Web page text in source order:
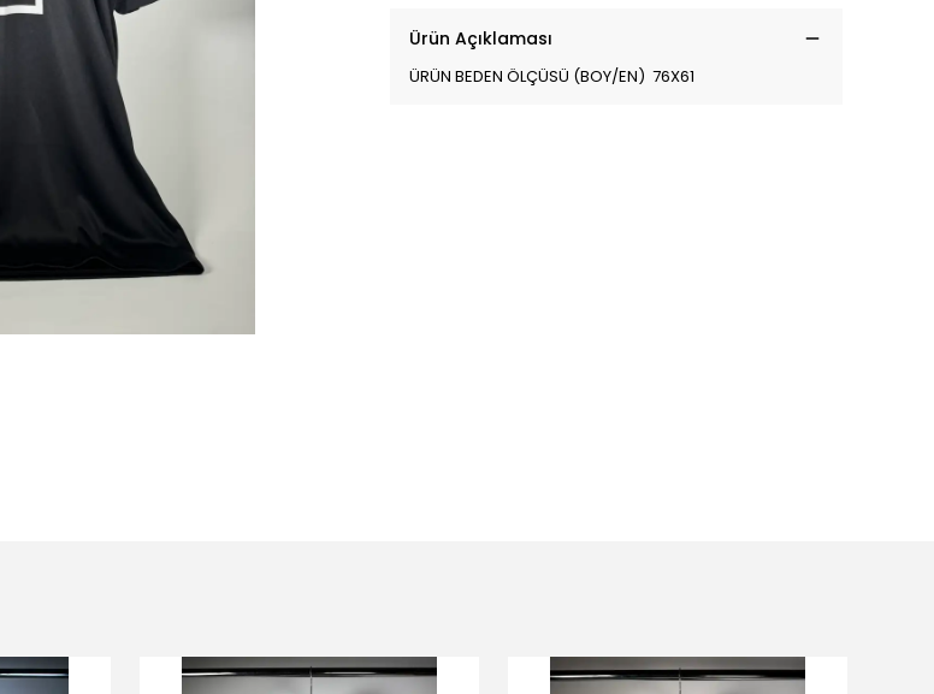
Ürün Açıklaması
ÜRÜN BEDEN ÖLÇÜSÜ (BOY/EN) 76X61